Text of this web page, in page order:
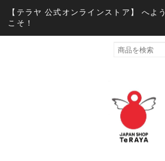
【テラヤ 公式オンラインストア】 へよう
こそ！